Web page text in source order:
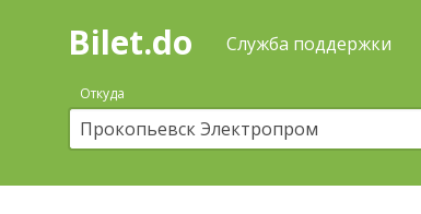
Поиск
покупка
билетов
автобус
онлайн
Bilet.do Служба поддержки
Откуда